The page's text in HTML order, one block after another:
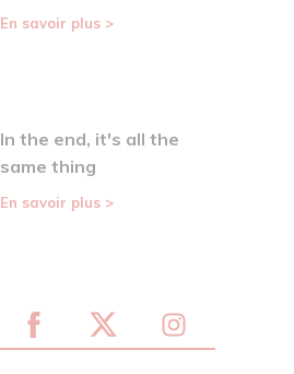
En savoir plus >
In the end, it's all the
same thing
En savoir plus >